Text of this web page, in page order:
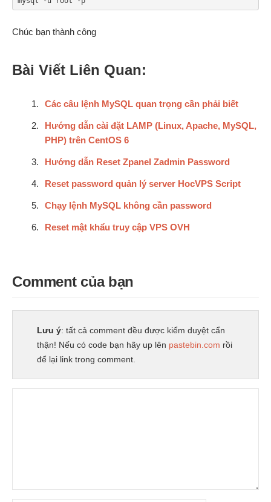
Chúc bạn thành công
Bài Viết Liên Quan:
Các câu lệnh MySQL quan trọng cần phải biết
Hướng dẫn cài đặt LAMP (Linux, Apache, MySQL,
PHP) trên CentOS 6
Hướng dẫn Reset Zpanel Zadmin Password
Reset password quản lý server HocVPS Script
Chạy lệnh MySQL không cần password
Reset mật khẩu truy cập VPS OVH
Comment của bạn
Lưu ý: tất cả comment đều được kiểm duyệt cẩn
thận! Nếu có code bạn hãy up lên pastebin.com rồi
để lại link trong comment.